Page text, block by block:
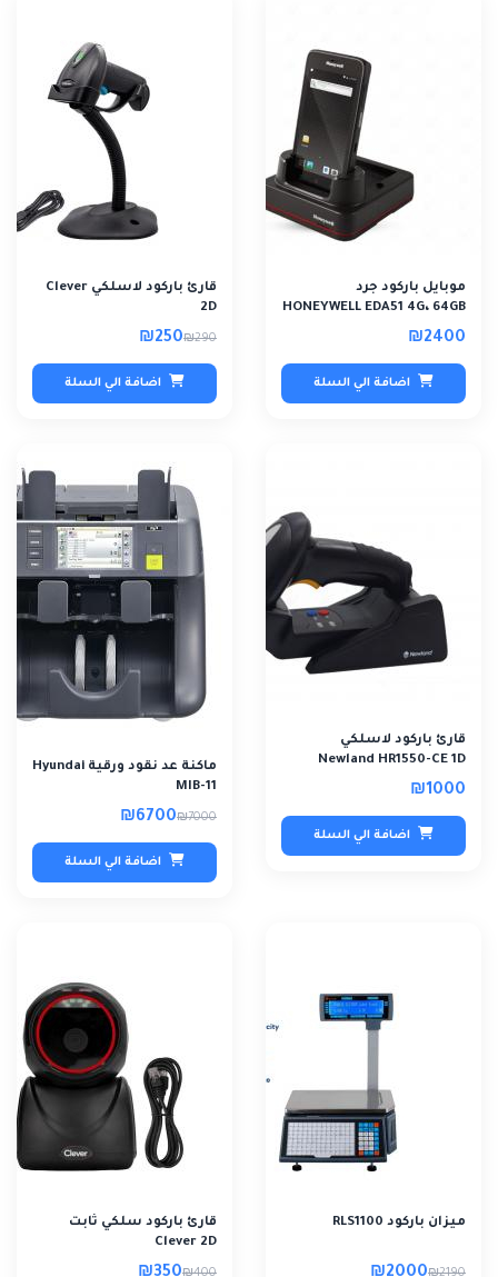
موبايل باركود جرد
HONEYWELL EDA51 4G، 64GB
₪2400
اضافة الي السلة
قارئ باركود لاسلكي Clever
2D
₪290
₪250
اضافة الي السلة
قارئ باركود لاسلكي
Newland HR1550-CE 1D
₪1000
اضافة الي السلة
ماكنة عد نقود ورقية Hyundai
MIB-11
₪7000
₪6700
اضافة الي السلة
ميزان باركود RLS1100
₪2190
قارئ باركود سلكي ثابت
Clever 2D
₪400